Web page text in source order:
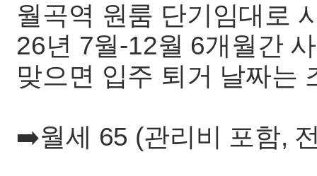
월곡역 원룸 단기임대로
26년 7월-12월 6개월간
맞으면 입주 퇴거 날짜는
➡️월세 65 (관리비 포함,